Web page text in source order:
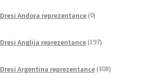
Dresi Andora reprezentance 0izdelkov
Dresi Anglija reprezentance 197izdelkov
Dresi Argentina reprezentance 308izdelkov